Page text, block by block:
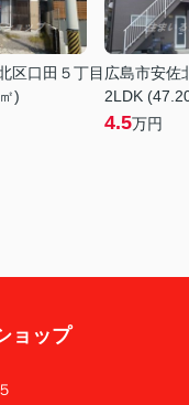
区口田５丁目
)
広島市安佐
2LDK
4.5万円
ョップ